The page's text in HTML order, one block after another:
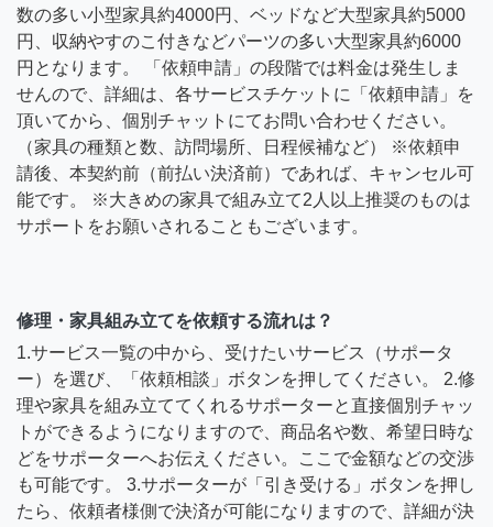
数の多い小型家具約4000円、ベッドなど大型家具約5000
円、収納やすのこ付きなどパーツの多い大型家具約6000
円となります。 「依頼申請」の段階では料金は発生しま
せんので、詳細は、各サービスチケットに「依頼申請」を
頂いてから、個別チャットにてお問い合わせください。
（家具の種類と数、訪問場所、日程候補など） ※依頼申
請後、本契約前（前払い決済前）であれば、キャンセル可
能です。 ※大きめの家具で組み立て2人以上推奨のものは
サポートをお願いされることもございます。
修理・家具組み立てを依頼する流れは？
1.サービス一覧の中から、受けたいサービス（サポータ
ー）を選び、「依頼相談」ボタンを押してください。 2.修
理や家具を組み立ててくれるサポーターと直接個別チャッ
トができるようになりますので、商品名や数、希望日時な
どをサポーターへお伝えください。ここで金額などの交渉
も可能です。 3.サポーターが「引き受ける」ボタンを押し
たら、依頼者様側で決済が可能になりますので、詳細が決